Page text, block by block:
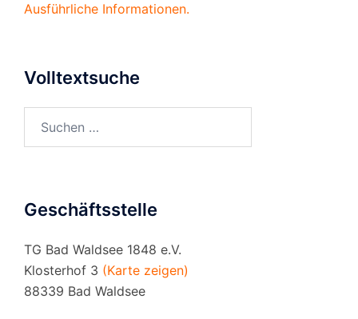
Ausführliche Informationen.
Volltextsuche
Geschäftsstelle
TG Bad Waldsee 1848 e.V.
Klosterhof 3 (Karte zeigen)
88339 Bad Waldsee